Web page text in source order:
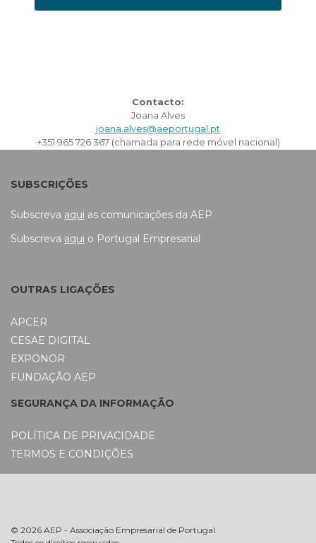
Contacto:
Joana Alves
joana.alves@aeportugal.pt
+351 965 726 367 (chamada para rede móvel nacional)
SUBSCRIÇÕES
Subscreva aqui as comunicações da AEP
Subscreva aqui o Portugal Empresarial
OUTRAS LIGAÇÕES
APCER
CESAE DIGITAL
EXPONOR
FUNDAÇÃO AEP
SEGURANÇA DA INFORMAÇÃO
POLÍTICA DE PRIVACIDADE
TERMOS E CONDIÇÕES
© 2026 AEP - Associação Empresarial de Portugal.